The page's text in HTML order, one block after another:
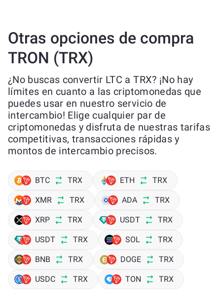
Otras opciones de compra
TRON (TRX)
¿No buscas convertir LTC a TRX? ¡No hay
límites en cuanto a las criptomonedas que
puedes usar en nuestro servicio de
intercambio! Elige cualquier par de
criptomonedas y disfruta de nuestras tarifas
competitivas, transacciones rápidas y
montos de intercambio precisos.
BTC TRX ETH TRX
XMR TRX ADA TRX
XRP TRX USDT TRX
USDT TRX SOL TRX
BNB TRX DOGE TRX
USDC TRX TON TRX